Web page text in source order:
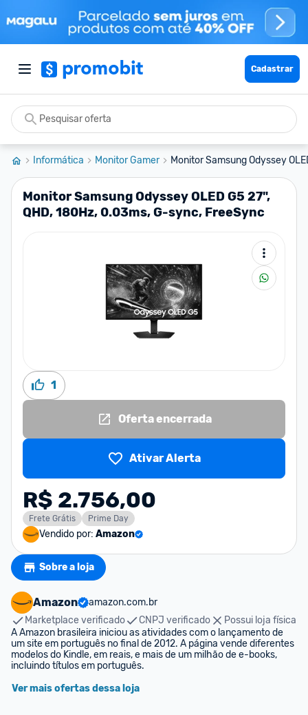
Cadastrar
Informática Monitor Gamer Monitor Samsung Odyssey
Monitor Samsung Odyssey OLED G5 27",
QHD, 180Hz, 0.03ms, G-sync, FreeSync
1
Oferta encerrada
Ativar Alerta
R$ 2.756,00
Frete Grátis Prime Day
Vendido por: Amazon
Sobre a loja
Amazon
amazon.com.br
Marketplace verificado
CNPJ verificado
Possui loja física
A Amazon brasileira iniciou as atividades com o lançamento de
um site em português no final de 2012. A página vende diferentes
modelos do Kindle, em reais, e mais de um milhão de e-books,
incluindo títulos em português.
Ver mais ofertas dessa loja